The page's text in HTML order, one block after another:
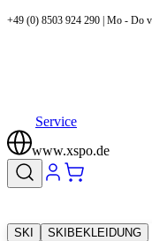
+49 (0) 8503 924 290 | Mo - Do
Service
www.xspo.de
SKI SKIBEKLEIDUNG